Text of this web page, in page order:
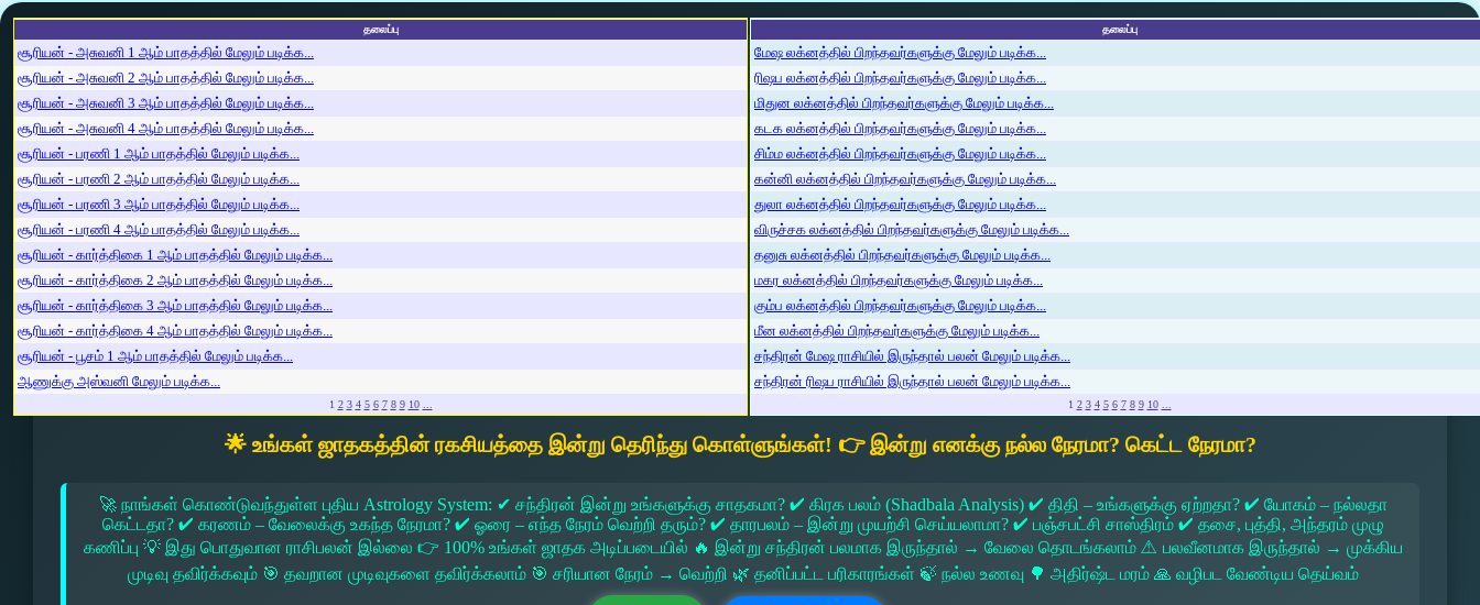
தலைப்பு
சூரியன் - அசுவனி 1 ஆம் பாதத்தில் மேலும் படிக்க...
சூரியன் - அசுவனி 2 ஆம் பாதத்தில் மேலும் படிக்க...
சூரியன் - அசுவனி 3 ஆம் பாதத்தில் மேலும் படிக்க...
சூரியன் - அசுவனி 4 ஆம் பாதத்தில் மேலும் படிக்க...
சூரியன் - பரணி 1 ஆம் பாதத்தில் மேலும் படிக்க...
சூரியன் - பரணி 2 ஆம் பாதத்தில் மேலும் படிக்க...
சூரியன் - பரணி 3 ஆம் பாதத்தில் மேலும் படிக்க...
சூரியன் - பரணி 4 ஆம் பாதத்தில் மேலும் படிக்க...
சூரியன் - கார்த்திகை 1 ஆம் பாதத்தில் மேலும் படிக்க...
சூரியன் - கார்த்திகை 2 ஆம் பாதத்தில் மேலும் படிக்க...
சூரியன் - கார்த்திகை 3 ஆம் பாதத்தில் மேலும் படிக்க...
சூரியன் - கார்த்திகை 4 ஆம் பாதத்தில் மேலும் படிக்க...
சூரியன் - பூசம் 1 ஆம் பாதத்தில் மேலும் படிக்க...
ஆணுக்கு அஸ்வனி மேலும் படிக்க...
1 2 3 4 5 6 7 8 9 10 ...
தலைப்பு
மேஷ லக்னத்தில் பிறந்தவர்களுக்கு மேலும் படிக்க...
ரிஷப லக்னத்தில் பிறந்தவர்களுக்கு மேலும் படிக்க...
மிதுன லக்னத்தில் பிறந்தவர்களுக்கு மேலும் படிக்க...
கடக லக்னத்தில் பிறந்தவர்களுக்கு மேலும் படிக்க...
சிம்ம லக்னத்தில் பிறந்தவர்களுக்கு மேலும் படிக்க...
கன்னி லக்னத்தில் பிறந்தவர்களுக்கு மேலும் படிக்க...
துலா லக்னத்தில் பிறந்தவர்களுக்கு மேலும் படிக்க...
விருச்சக லக்னத்தில் பிறந்தவர்களுக்கு மேலும் படிக்க...
தனுசு லக்னத்தில் பிறந்தவர்களுக்கு மேலும் படிக்க...
மகர லக்னத்தில் பிறந்தவர்களுக்கு மேலும் படிக்க...
கும்ப லக்னத்தில் பிறந்தவர்களுக்கு மேலும் படிக்க...
மீன லக்னத்தில் பிறந்தவர்களுக்கு மேலும் படிக்க...
சந்திரன் மேஷ ராசியில் இருந்தால் பலன் மேலும் படிக்க...
சந்திரன் ரிஷப ராசியில் இருந்தால் பலன் மேலும் படிக்க...
1 2 3 4 5 6 7 8 9 10 ...
🌟 உங்கள் ஜாதகத்தின் ரகசியத்தை இன்று தெரிந்து கொள்ளுங்கள்! 👉 இன்று எனக்கு நல்ல நேரமா? கெட்ட நேரமா?
🚀 நாங்கள் கொண்டுவந்துள்ள புதிய Astrology System: ✔ சந்திரன் இன்று உங்களுக்கு சாதகமா? ✔ கிரக பலம் (Shadbala Analysis) ✔ திதி – உங்களுக்கு ஏற்றதா? ✔ யோகம் – நல்லதா
கெட்டதா? ✔ கரணம் – வேலைக்கு உகந்த நேரமா? ✔ ஓரை – எந்த நேரம் வெற்றி தரும்? ✔ தாரபலம் – இன்று முயற்சி செய்யலாமா? ✔ பஞ்சபட்சி சாஸ்திரம் ✔ தசை, புத்தி, அந்தரம் முழு
கணிப்பு 💡 இது பொதுவான ராசிபலன் இல்லை 👉 100% உங்கள் ஜாதக அடிப்படையில் 🔥 இன்று சந்திரன் பலமாக இருந்தால் → வேலை தொடங்கலாம் ⚠ பலவீனமாக இருந்தால் → முக்கிய
முடிவு தவிர்க்கவும் 🎯 தவறான முடிவுகளை தவிர்க்கலாம் 🎯 சரியான நேரம் → வெற்றி 🌿 தனிப்பட்ட பரிகாரங்கள் 🍃 நல்ல உணவு 🌳 அதிர்ஷ்ட மரம் 🙏 வழிபட வேண்டிய தெய்வம்